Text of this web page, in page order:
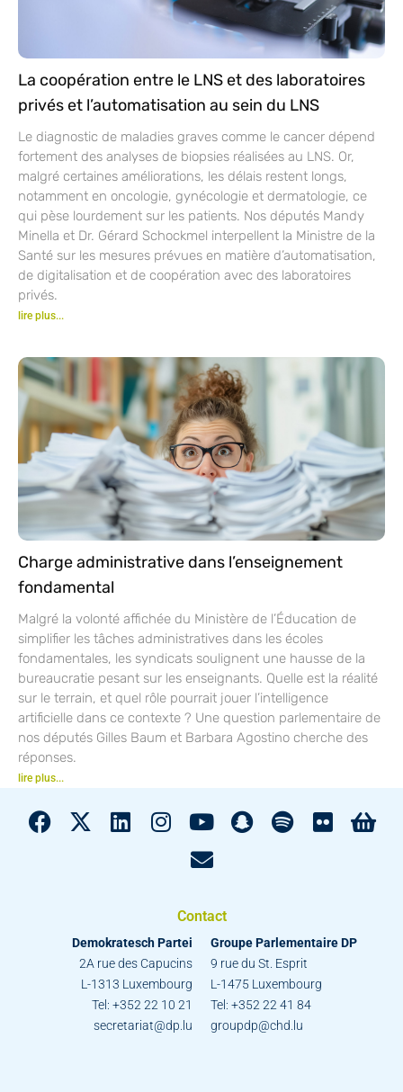
La coopération entre le LNS et des laboratoires
privés et l’automatisation au sein du LNS
Le diagnostic de maladies graves comme le cancer dépend
fortement des analyses de biopsies réalisées au LNS. Or,
malgré certaines améliorations, les délais restent longs,
notamment en oncologie, gynécologie et dermatologie, ce
qui pèse lourdement sur les patients. Nos députés Mandy
Minella et Dr. Gérard Schockmel interpellent la Ministre de la
Santé sur les mesures prévues en matière d’automatisation,
de digitalisation et de coopération avec des laboratoires
privés.
lire plus...
Charge administrative dans l’enseignement
fondamental
Malgré la volonté affichée du Ministère de l’Éducation de
simplifier les tâches administratives dans les écoles
fondamentales, les syndicats soulignent une hausse de la
bureaucratie pesant sur les enseignants. Quelle est la réalité
sur le terrain, et quel rôle pourrait jouer l’intelligence
artificielle dans ce contexte ? Une question parlementaire de
nos députés Gilles Baum et Barbara Agostino cherche des
réponses.
lire plus...
Contact
Demokratesch Partei
2A rue des Capucins
L-1313 Luxembourg
Tel: +352 22 10 21
secretariat@dp.lu
Groupe Parlementaire DP
9 rue du St. Esprit
L-1475 Luxembourg
Tel: +352 22 41 84
groupdp@chd.lu